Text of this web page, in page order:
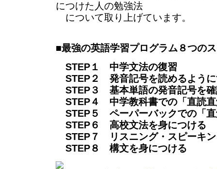
につけた人の勉強法
について取り上げています。
■最強の英語学習プログラム８つの
STEP１ 中学文法の復習
STEP２ 発音記号を読めるように
STEP３ 基本単語の発音記号を確
STEP４ 中学教科書での「直読直
STEP５ ペーパーバックでの「直
STEP６ 高校文法を身につける
STEP７ リスニング・スピーキン
STEP８ 構文を身につける